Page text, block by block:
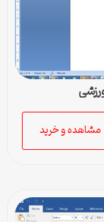
مشاهده و خرید